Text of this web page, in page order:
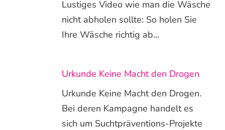
Lustiges Video wie man die Wäsche
nicht abholen sollte: So holen Sie
Ihre Wäsche richtig ab…
Urkunde Keine Macht den Drogen
Urkunde Keine Macht den Drogen.
Bei deren Kampagne handelt es
sich um Suchtpräventions-Projekte